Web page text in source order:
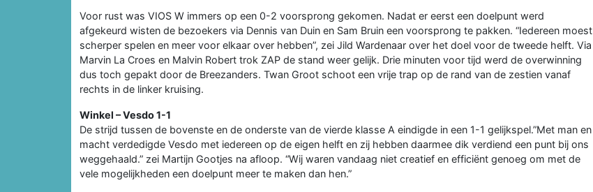
Voor rust was VIOS W immers op een 0-2 voorsprong gekomen. Nadat er eerst een doelpunt werd
afgekeurd wisten de bezoekers via Dennis van Duin en Sam Bruin een voorsprong te pakken. “Iedereen moest
scherper spelen en meer voor elkaar over hebben”, zei Jild Wardenaar over het doel voor de tweede helft. Via
Marvin La Croes en Malvin Robert trok ZAP de stand weer gelijk. Drie minuten voor tijd werd de overwinning
dus toch gepakt door de Breezanders. Twan Groot schoot een vrije trap op de rand van de zestien vanaf
rechts in de linker kruising.
Winkel – Vesdo 1-1
De strijd tussen de bovenste en de onderste van de vierde klasse A eindigde in een 1-1 gelijkspel.”Met man en
macht verdedigde Vesdo met iedereen op de eigen helft en zij hebben daarmee dik verdiend een punt bij ons
weggehaald.” zei Martijn Gootjes na afloop. “Wij waren vandaag niet creatief en efficiënt genoeg om met de
vele mogelijkheden een doelpunt meer te maken dan hen.”